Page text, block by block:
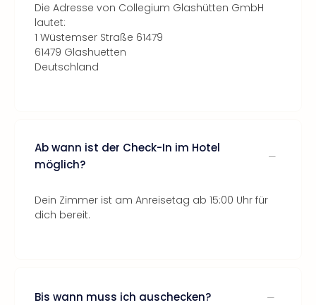
Die Adresse von Collegium Glashütten GmbH
lautet:
1 Wüstemser Straße 61479
61479 Glashuetten
Deutschland
Ab wann ist der Check-In im Hotel
möglich?
Dein Zimmer ist am Anreisetag ab 15:00 Uhr für
dich bereit.
Bis wann muss ich auschecken?